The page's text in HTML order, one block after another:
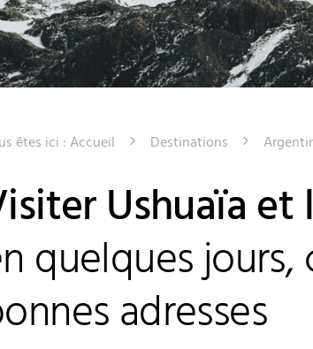
êtes ici : Accueil Destinations
Ushuaïa et
quelques
adresses